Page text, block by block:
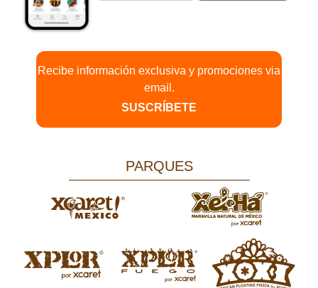
Recibe información exclusiva y promociones via
email.
SUSCRÍBETE
PARQUES